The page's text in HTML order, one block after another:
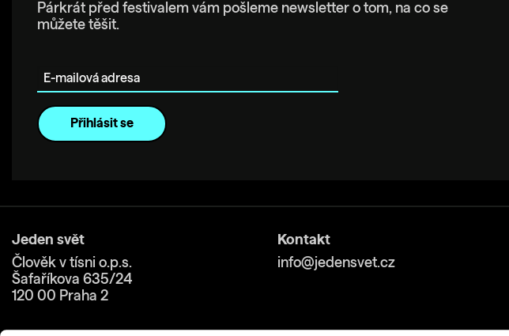
Párkrát před festivalem vám pošleme newsletter o tom, na co se
můžete těšit.
Jeden svět
Člověk v tísni o.p.s.
Šafaříkova 635/24
120 00 Praha 2
Kontakt
info@jedensvet.cz